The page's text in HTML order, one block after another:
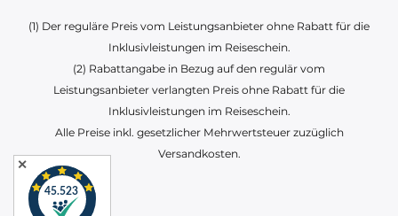
(1) Der reguläre Preis vom Leistungsanbieter ohne Rabatt für die
Inklusivleistungen im Reiseschein.
(2) Rabattangabe in Bezug auf den regulär vom
Leistungsanbieter verlangten Preis ohne Rabatt für die
Inklusivleistungen im Reiseschein.
Alle Preise inkl. gesetzlicher Mehrwertsteuer zuzüglich
Versandkosten.
✕